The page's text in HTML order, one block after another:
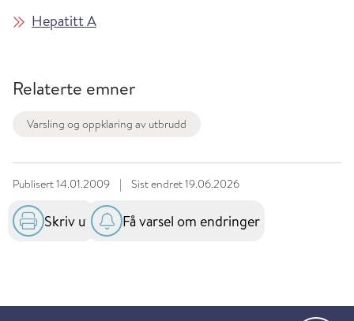
Hepatitt A
Relaterte emner
Varsling og oppklaring av utbrudd
Publisert14.01.2009 | Sist endret19.06.2026
Skriv ut Få varsel om endringer